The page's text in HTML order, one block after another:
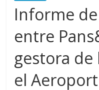
Informe
entre
gestora de
el Aeroport